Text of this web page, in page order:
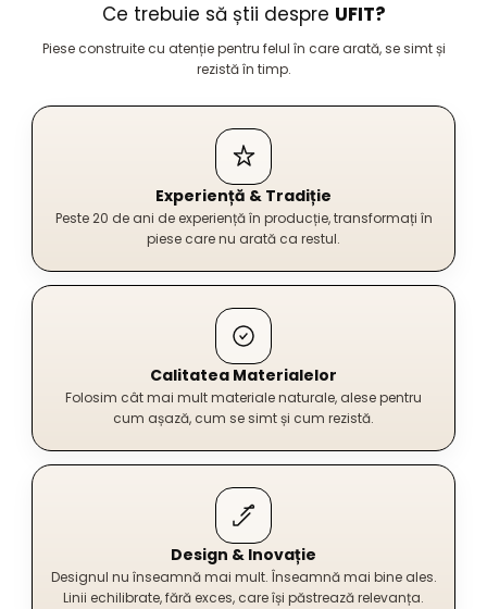
Ce trebuie să știi despre UFIT?
Piese construite cu atenție pentru felul în care arată, se simt și
rezistă în timp.
Experiență & Tradiție
Peste 20 de ani de experiență în producție, transformați în
piese care nu arată ca restul.
Calitatea Materialelor
Folosim cât mai mult materiale naturale, alese pentru
cum așază, cum se simt și cum rezistă.
Design & Inovație
Designul nu înseamnă mai mult. Înseamnă mai bine ales.
Linii echilibrate, fără exces, care își păstrează relevanța.